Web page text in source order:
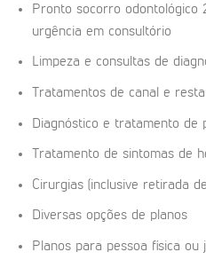
Pronto socorro odontológico
urgência em consultório
Limpeza e consultas de
Tratamentos de canal e
Diagnóstico e tratamento de
Tratamento de sintomas de
Cirurgias (inclusive retirada
Diversas opções de planos
Planos para pessoa física ou